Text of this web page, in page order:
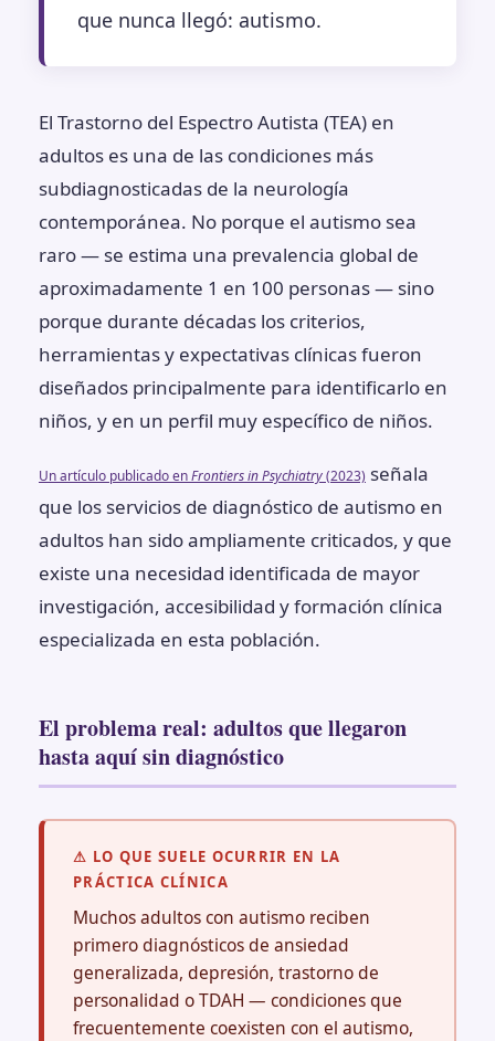
que nunca llegó: autismo.
El Trastorno del Espectro Autista (TEA) en
adultos es una de las condiciones más
subdiagnosticadas de la neurología
contemporánea. No porque el autismo sea
raro — se estima una prevalencia global de
aproximadamente 1 en 100 personas — sino
porque durante décadas los criterios,
herramientas y expectativas clínicas fueron
diseñados principalmente para identificarlo en
niños, y en un perfil muy específico de niños.
Un artículo publicado enFrontiers in Psychiatry(2023) señala
que los servicios de diagnóstico de autismo en
adultos han sido ampliamente criticados, y que
existe una necesidad identificada de mayor
investigación, accesibilidad y formación clínica
especializada en esta población.
El problema real: adultos que llegaron
hasta aquí sin diagnóstico
⚠ LO QUE SUELE OCURRIR EN LA
PRÁCTICA CLÍNICA
Muchos adultos con autismo reciben
primero diagnósticos de ansiedad
generalizada, depresión, trastorno de
personalidad o TDAH — condiciones que
frecuentemente coexisten con el autismo,